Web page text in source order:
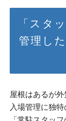
「スタ
管理し
屋根はあるが外
入場管理に独特